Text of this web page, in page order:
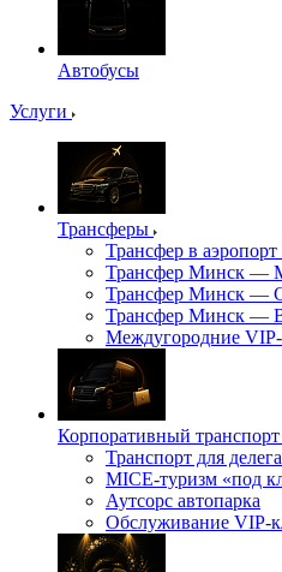
Автобусы
Услуги
Трансферы
Трансфер в
Трансфер Минск —
Трансфер Минск —
Трансфер Минск —
Междугородние VIP-
Корпоративный транспорт
Транспорт для
MICE-туризм «под
Аутсорс автопарка
Обслуживание VIP-